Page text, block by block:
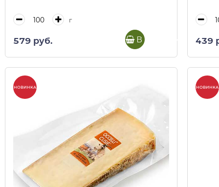
г
579 руб. В корзину 439
НОВИНКА НОВИНКА